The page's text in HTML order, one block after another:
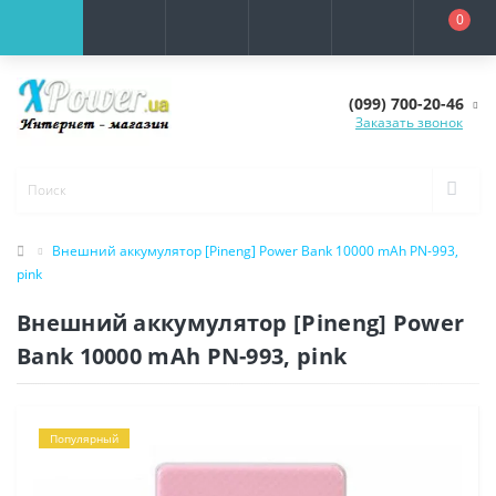
0
(099) 700-20-46
Заказать звонок
Внешний аккумулятор [Pineng] Power Bank 10000 mAh PN-993,
pink
Внешний аккумулятор [Pineng] Power
Bank 10000 mAh PN-993, pink
Популярный